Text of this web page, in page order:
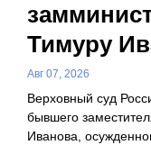
Тимуру
Авг 07, 2026
Верховный суд
бывшего
Иванова,